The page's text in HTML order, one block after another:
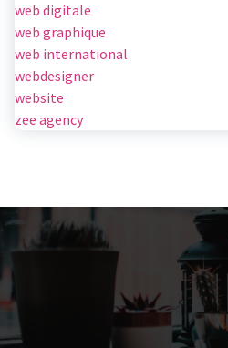
web digitale
web graphique
web international
webdesigner
website
zee agency